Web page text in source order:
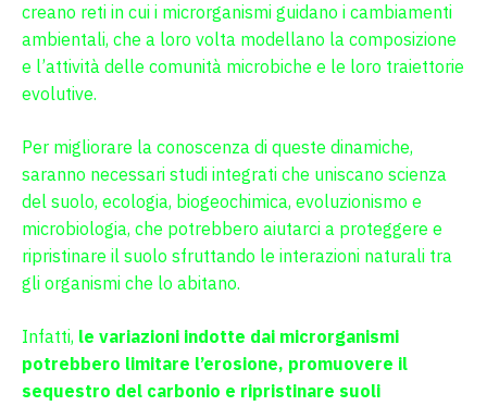
creano reti in cui i microrganismi guidano i cambiamenti
ambientali, che a loro volta modellano la composizione
e l’attività delle comunità microbiche e le loro traiettorie
evolutive.
Per migliorare la conoscenza di queste dinamiche,
saranno necessari studi integrati che uniscano scienza
del suolo, ecologia, biogeochimica, evoluzionismo e
microbiologia, che potrebbero aiutarci a proteggere e
ripristinare il suolo sfruttando le interazioni naturali tra
gli organismi che lo abitano.
Infatti, le variazioni indotte dai microrganismi
potrebbero limitare l’erosione, promuovere il
sequestro del carbonio e ripristinare suoli